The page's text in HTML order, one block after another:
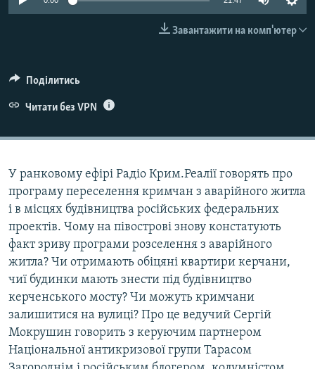
ВІДЕОУРОКИ «ELIFBE»
ІНФОГРАФІКА
ДОЛУЧАЙСЯ!
Завантажити на комп'ютер
Поділитись
Читати без VPN
У ранковому ефірі Радіо Крим.Реалії говорять про
програму переселення кримчан з аварійного житла
і в місцях будівництва російських федеральних
проектів. Чому на півострові знову констатують
факт зриву програми розселення з аварійного
житла? Чи отримають обіцяні квартири керчани,
чиї будинки мають знести під будівництво
керченського мосту? Чи можуть кримчани
залишитися на вулиці? Про це ведучий Сергій
Мокрушин говорить з керуючим партнером
Національної антикризової групи Тарасом